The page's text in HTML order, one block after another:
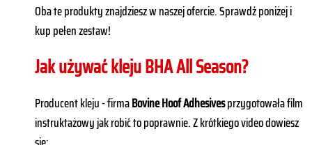
Oba te produkty znajdziesz w naszej ofercie. Sprawdź poniżej i
kup pełen zestaw!
Jak używać kleju BHA All Season?
Producent kleju - firmaBovine Hoof Adhesivesprzygotowała film
instruktażowy jak robić to poprawnie. Z krótkiego video dowiesz